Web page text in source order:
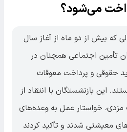
می‌شود؟
که بیش از دو ماه از آغاز سال
تأمین اجتماعی همچنان در
حقوقی و پرداخت معوقات
این بازنشستگان با انتقاد از
مزدی، خواستار عمل به وعده‌های
معیشتی شدند و تأکید کردند